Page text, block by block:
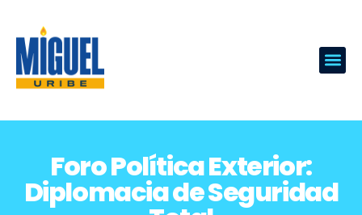
Foro Política Exterior:
Diplomacia de Seguridad